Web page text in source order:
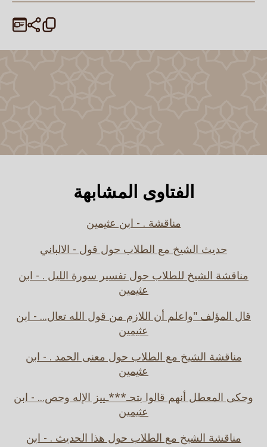
الفتاوى المشابهة
مناقشة . - ابن عثيمين
حديث الشيخ مع الطلاب حول قول - الالباني
مناقشة الشيخ للطلاب حول تفسير سورة الليل . - ابن
عثيمين
قال المؤلف "واعلم أن اللازم من قول الله تعال... - ابن
عثيمين
مناقشة الشيخ مع الطلاب حول معنى الحمد . - ابن
عثيمين
وحكى المعطل أنهم قالوا بتحـ***ـييز الإله وحص... - ابن
عثيمين
مناقشة الشيخ مع الطلاب حول هذا الحديث . - ابن